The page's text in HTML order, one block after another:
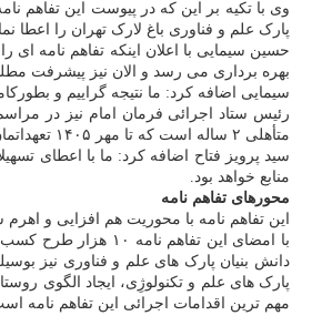
وی با تکیه بر این که در پیوست این تفاهم
پارک علم و فناوری باغ لارک تهران را اعطا نماییم
بهره برداری می رسد و الان نیز پیشرفت
سیمایی اضافه کرد: ما نتیجه گراییم و
رئیس ستاد اجرائی فرمان امام نیز در
متأهلی ۲ ساله است که تا مهر ۱۴۰۵ تعهداتمان را انجام خواهیم داد و تفاهم نامه امروز یک مسیر جدید است و نشان از اهتمام ستاد اجرائی فرمان امام به رویکرد های نوین و دانش بنیان دارد.
سید پرویز فتاح اضافه کرد: ما با اعطای
منابع خواهد بود.
محورهای تفاهم نامه
این تفاهم نامه با محوریت هم افزایی و
با امضای این
دانش بنیان پارک های علم و فناوری نیز بوسیله سرمایه
پارک های علم و تکنولوژِی، ایجاد الگوی
مهم ترین اقدامات اجرائی این تفاهم نامه